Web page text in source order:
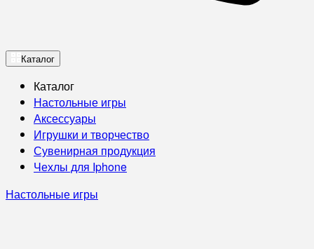
Каталог
Каталог
Настольные игры
Аксессуары
Игрушки и творчество
Сувенирная продукция
Чехлы для Iphone
Настольные игры